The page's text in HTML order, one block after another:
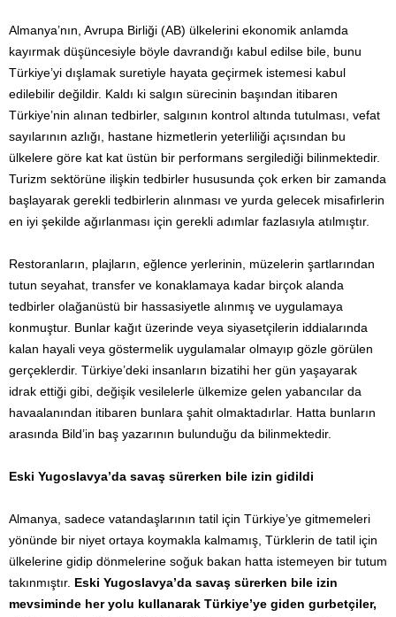
Almanya’nın, Avrupa Birliği (AB) ülkelerini ekonomik anlamda
kayırmak düşüncesiyle böyle davrandığı kabul edilse bile, bunu
Türkiye’yi dışlamak suretiyle hayata geçirmek istemesi kabul
edilebilir değildir. Kaldı ki salgın sürecinin başından itibaren
Türkiye’nin alınan tedbirler, salgının kontrol altında tutulması, vefat
sayılarının azlığı, hastane hizmetlerin yeterliliği açısından bu
ülkelere göre kat kat üstün bir performans sergilediği bilinmektedir.
Turizm sektörüne ilişkin tedbirler hususunda çok erken bir zamanda
başlayarak gerekli tedbirlerin alınması ve yurda gelecek misafirlerin
en iyi şekilde ağırlanması için gerekli adımlar fazlasıyla atılmıştır.
Restoranların, plajların, eğlence yerlerinin, müzelerin şartlarından
tutun seyahat, transfer ve konaklamaya kadar birçok alanda
tedbirler olağanüstü bir hassasiyetle alınmış ve uygulamaya
konmuştur. Bunlar kağıt üzerinde veya siyasetçilerin iddialarında
kalan hayali veya göstermelik uygulamalar olmayıp gözle görülen
gerçeklerdir. Türkiye’deki insanların bizatihi her gün yaşayarak
idrak ettiği gibi, değişik vesilelerle ülkemize gelen yabancılar da
havaalanından itibaren bunlara şahit olmaktadırlar. Hatta bunların
arasında Bild’in baş yazarının bulunduğu da bilinmektedir.
Eski Yugoslavya’da savaş sürerken bile izin gidildi
Almanya, sadece vatandaşlarının tatil için Türkiye’ye gitmemeleri
yönünde bir niyet ortaya koymakla kalmamış, Türklerin de tatil için
ülkelerine gidip dönmelerine soğuk bakan hatta istemeyen bir tutum
takınmıştır. Eski Yugoslavya’da savaş sürerken bile izin
mevsiminde her yolu kullanarak Türkiye’ye giden gurbetçiler,